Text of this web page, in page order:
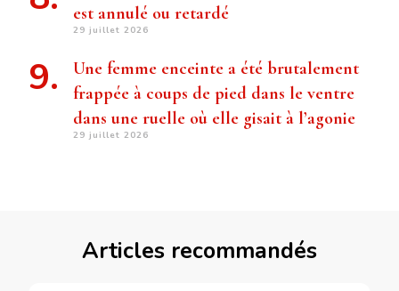
est annulé ou retardé
29 juillet 2026
Une femme enceinte a été brutalement
frappée à coups de pied dans le ventre
dans une ruelle où elle gisait à l’agonie
29 juillet 2026
Articles recommandés